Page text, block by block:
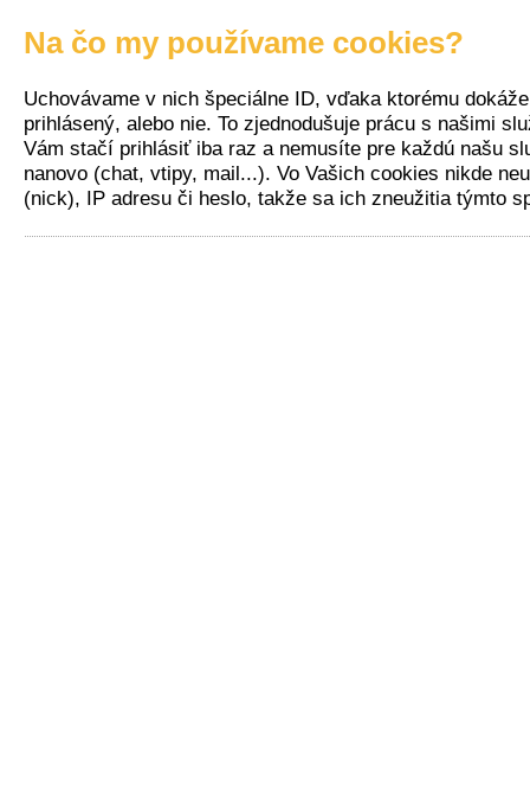
Na čo my používame cookies?
Uchovávame v nich špeciálne ID, vďaka ktorému
prihlásený, alebo nie. To zjednodušuje prácu s našimi
Vám stačí prihlásiť iba raz a nemusíte pre každú našu
nanovo (chat, vtipy, mail...). Vo Vašich cookies nikde
(nick), IP adresu či heslo, takže sa ich zneužitia týmto